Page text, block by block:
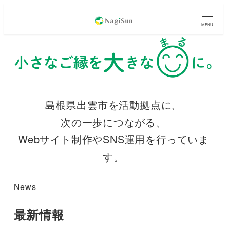
MENU
島根県出雲市を活動拠点に、
次の一歩につながる、
Webサイト制作やSNS運用を行っていま
す。
News
最新情報